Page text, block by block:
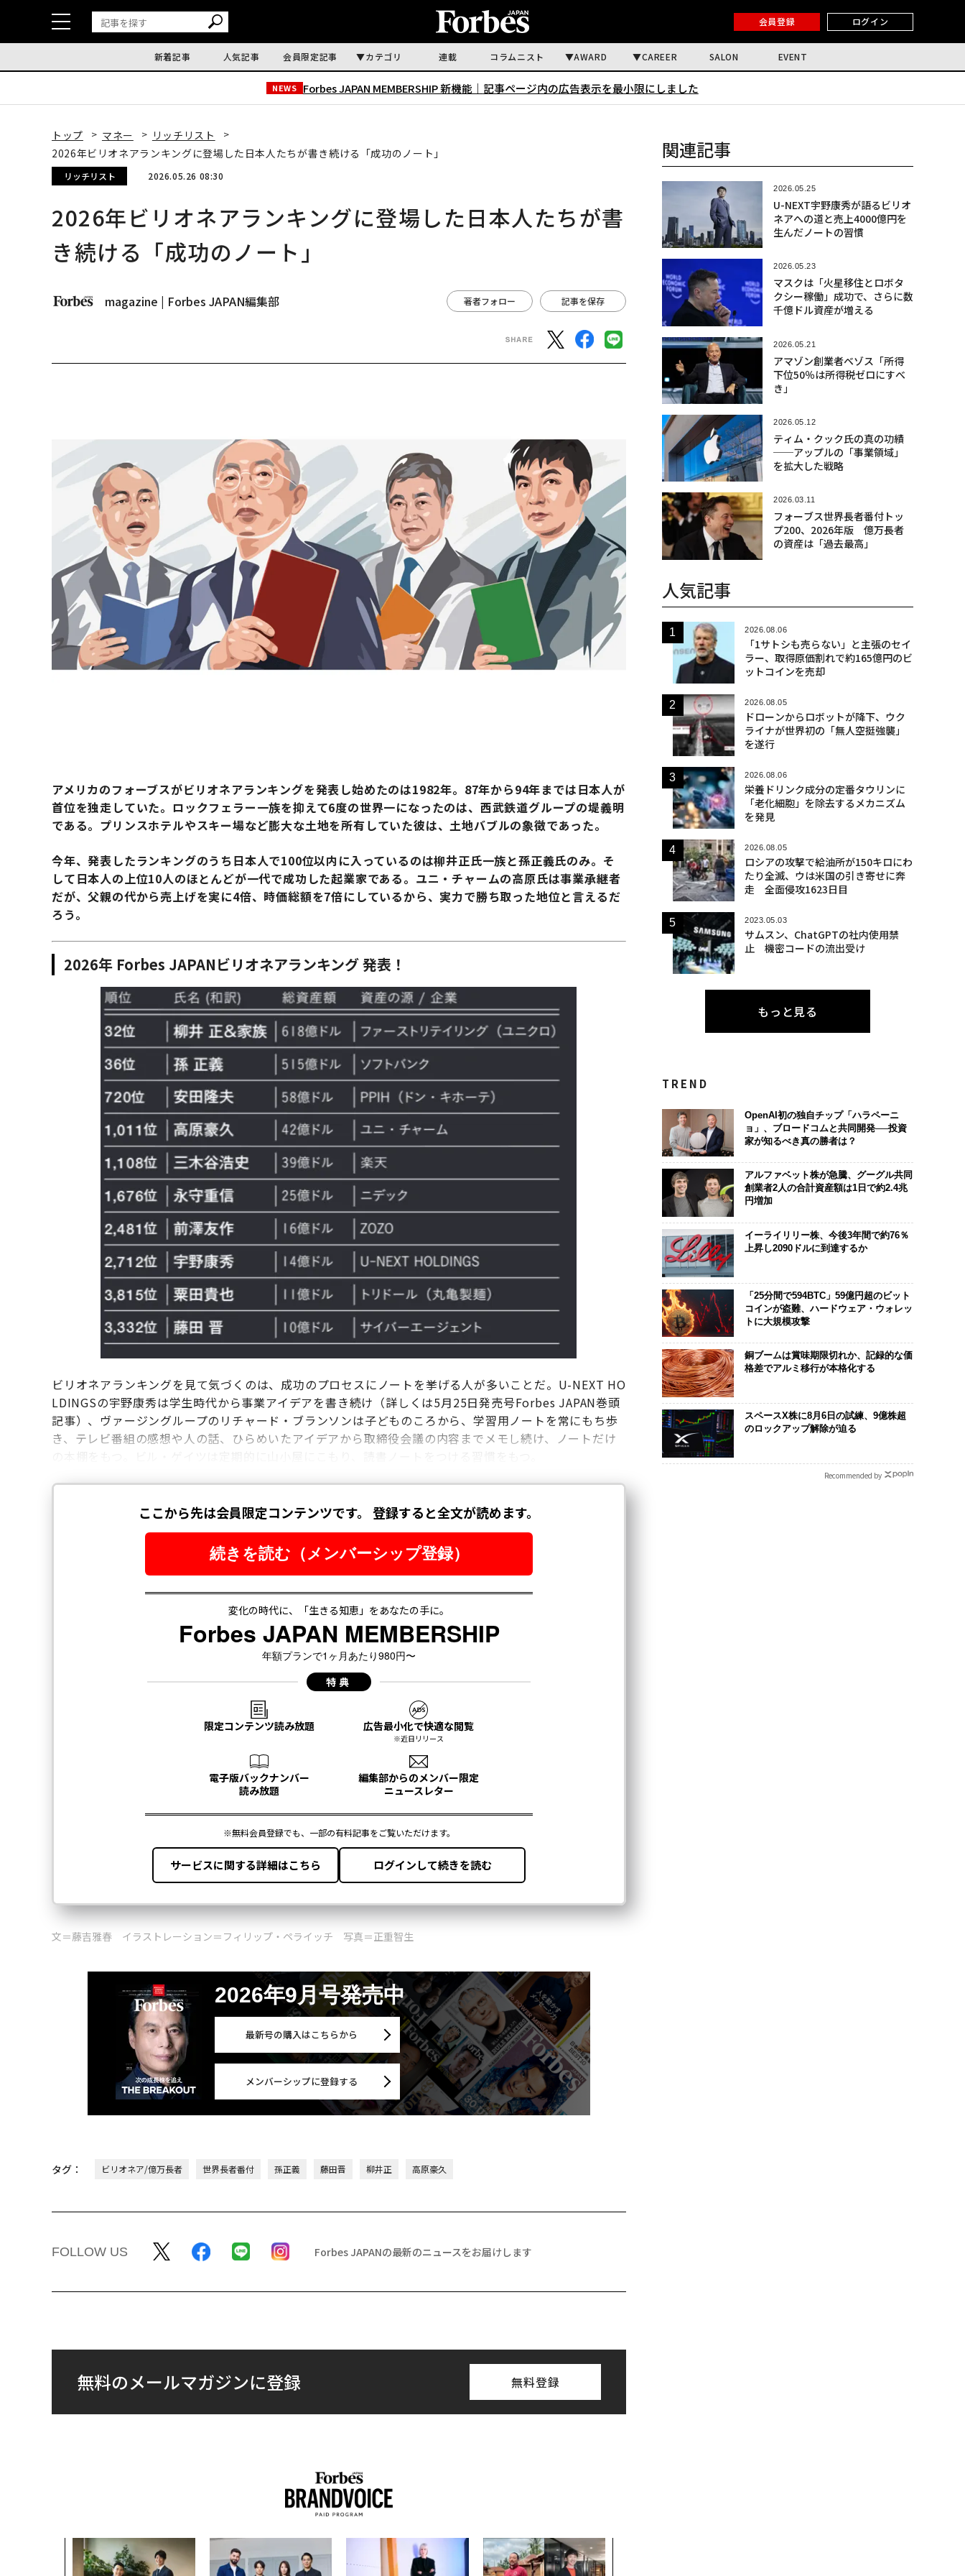
会員登録 ログイン
新着記事 人気記事 会員限定記事 カテゴリ 連載 コラムニスト AWARD CAREER SALON EVENT
NEWS Forbes JAPAN MEMBERSHIP 新機能｜ 記事ページ内の広告表示を最小限にしました
トップ マネー
リッチリスト
2026年ビリオネアランキングに登場した日本人たちが書き続ける「成功のノート」
リッチリスト 2026.05.26 08:30
2026年ビリオネアランキングに登場した日本人たちが書
き続ける「成功のノート」
magazine | Forbes JAPAN編集部 著者フォロー 記事を保存
アメリカのフォーブスがビリオネアランキングを発表し始めたのは1982年。87年から94年までは日本人が
首位を独走していた。ロックフェラー一族を抑えて6度の世界一になったのは、西武鉄道グループの堤義明
である。プリンスホテルやスキー場など膨大な土地を所有していた彼は、土地バブルの象徴であった。
今年、発表したランキングのうち日本人で100位以内に入っているのは柳井正氏一族と孫正義氏のみ。そ
して日本人の上位10人のほとんどが一代で成功した起業家である。ユニ・チャームの高原氏は事業承継者
だが、父親の代から売上げを実に4倍、時価総額を7倍にしているから、実力で勝ち取った地位と言えるだ
ろう。
2026年 Forbes JAPANビリオネアランキング 発表！
ビリオネアランキングを見て気づくのは、成功のプロセスにノートを挙げる人が多いことだ。U-NEXT HO
LDINGSの宇野康秀は学生時代から事業アイデアを書き続け（詳しくは5月25日発売号Forbes JAPAN巻頭
記事）、ヴァージングループのリチャード・ブランソンは子どものころから、学習用ノートを常にもち歩
き、テレビ番組の感想や人の話、ひらめいたアイデアから取締役会議の内容までメモし続け、ノートだけ
文＝藤吉雅春 イラストレーション＝フィリップ・ペライッチ 写真＝正重智生
2026年9月号発売中
最新号の購入はこちらから
メンバーシップに登録する
タグ： ビリオネア/億万長者 世界長者番付 孫正義 藤田晋 柳井正 高原豪久
FOLLOW US Forbes JAPANの最新のニュースをお届けします
無料のメールマガジンに登録 無料登録
関連記事
2026.05.25
U-NEXT宇野康秀が語るビリオ
ネアへの道と売上4000億円を
生んだノートの習慣
2026.05.23
マスクは「火星移住とロボタ
クシー稼働」成功で、さらに数
千億ドル資産が増える
2026.05.21
アマゾン創業者ベゾス「所得
下位50％は所得税ゼロにすべ
き」
2026.05.12
ティム・クック氏の真の功績
──アップルの「事業領域」
を拡大した戦略
2026.03.11
フォーブス世界長者番付トッ
プ200、2026年版 億万長者
の資産は「過去最高」
人気記事
2026.08.06
「1サトシも売らない」と主張のセイ
ラー、取得原価割れで約165億円のビ
ットコインを売却
2026.08.05
ドローンからロボットが降下、ウク
ライナが世界初の「無人空挺強襲」
を遂行
2026.08.06
栄養ドリンク成分の定番タウリンに
「老化細胞」を除去するメカニズム
を発見
2026.08.05
ロシアの攻撃で給油所が150キロにわ
たり全滅、ウは米国の引き寄せに奔
走 全面侵攻1623日目
2023.05.03
サムスン、ChatGPTの社内使用禁
止 機密コードの流出受け
もっと見る
TREND
OpenAI初の独自チップ「ハラペーニ
ョ」、ブロードコムと共同開発──投資
家が知るべき真の勝者は？
アルファベット株が急騰、グーグル共同
創業者2人の合計資産額は1日で約2.4兆
円増加
イーライリリー株、今後3年間で約76％
上昇し2090ドルに到達するか
「25分間で594BTC」59億円超のビット
コインが盗難、ハードウェア・ウォレッ
トに大規模攻撃
銅ブームは賞味期限切れか、記録的な価
格差でアルミ移行が本格化する
スペースX株に8月6日の試練、9億株超
のロックアップ解除が迫る
Recommended by